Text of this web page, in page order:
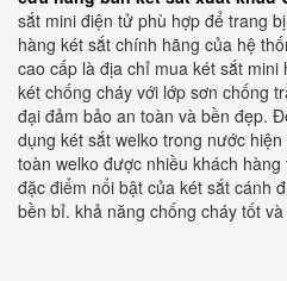
sắt mini điện tử phù hợp để trang
hàng két sắt chính hãng của hệ
cao cấp là địa chỉ mua két sắt
két chống cháy với lớp sơn chống
đại đảm bảo an toàn và bền đẹp.
dụng két sắt welko trong nước
toàn welko được nhiều khách hàng
đặc điểm nổi bật của két sắt cánh
bền bỉ. khả năng chống cháy tốt